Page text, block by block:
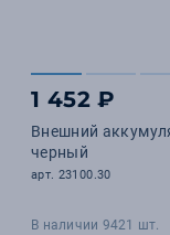
1 452 ₽
Внешний
черный
арт. 23100.30
В наличии 9421 шт.